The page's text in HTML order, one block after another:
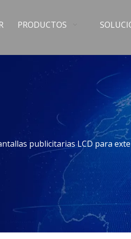
PRODUCTOS
publicitarias LCD para